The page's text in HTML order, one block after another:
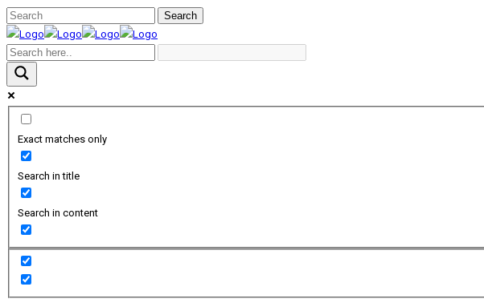
Exact matches only
Search in title
Search in content